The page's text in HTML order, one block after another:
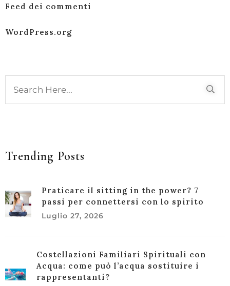
Feed dei commenti
WordPress.org
Trending Posts
Praticare il sitting in the power? 7
passi per connettersi con lo spirito
Luglio 27, 2026
Costellazioni Familiari Spirituali con
Acqua: come può l’acqua sostituire i
rappresentanti?